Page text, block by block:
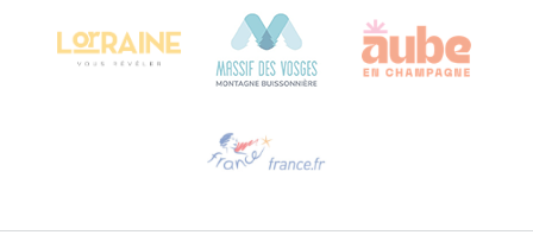
Contattaci per e-mail